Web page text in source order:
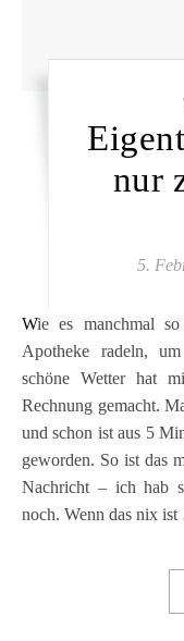
nur
5.
Wie es manchmal so ist. Da wollte ich nur mal eben zur
Apotheke radeln,
schöne Wetter hat
Rechnung gemacht.
und schon ist aus 5
geworden. So ist das
Nachricht – ich hab
noch. Wenn das nix